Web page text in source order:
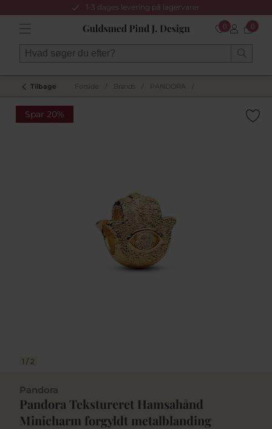
1-3 dages levering på lagervarer
0 0
Tilbage Forside Brands PANDORA
Spar 20%
1 / 2
Pandora
Pandora Tekstureret Hamsahånd
Minicharm forgyldt metalblanding